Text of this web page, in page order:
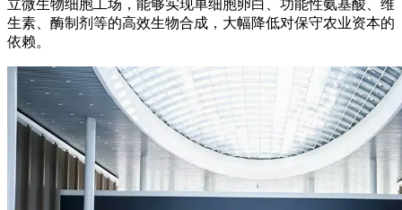
立微生物细胞工场，能够实现单细胞卵白、功能性氨基酸、维
生素、酶制剂等的高效生物合成，大幅降低对保守农业资本的
依赖。